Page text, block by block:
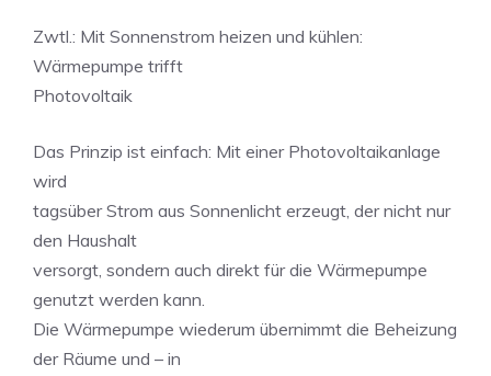
Zwtl.: Mit Sonnenstrom heizen und kühlen:
Wärmepumpe trifft
Photovoltaik
Das Prinzip ist einfach: Mit einer Photovoltaikanlage
wird
tagsüber Strom aus Sonnenlicht erzeugt, der nicht nur
den Haushalt
versorgt, sondern auch direkt für die Wärmepumpe
genutzt werden kann.
Die Wärmepumpe wiederum übernimmt die Beheizung
der Räume und – in